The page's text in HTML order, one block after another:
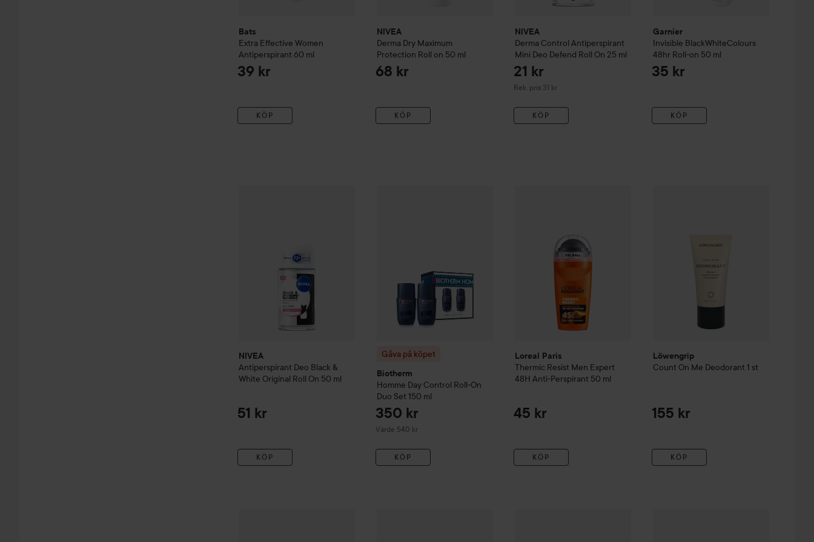
Bats
Extra Effective Women
Antiperspirant 60 ml
39 kr
KÖP
NIVEA
Derma Dry Maximum
Protection Roll on 50 ml
68 kr
KÖP
NIVEA
Derma Control Antiperspirant
Mini Deo Defend Roll On 25 ml
21 kr
Rek. pris 31 kr
Rekommenderat pris 31 kr
KÖP
Garnier
Invisible BlackWhiteColours
48hr Roll-on 50 ml
35 kr
KÖP
NIVEA
Antiperspirant Deo Black &
White Original Roll On 50 ml
51 kr
KÖP
Gåva på köpet
Biotherm
Homme Day Control Roll-On
Duo Set 150 ml
350 kr
Värde 540 kr
KÖP
Loreal Paris
Thermic Resist Men Expert
48H Anti-Perspirant 50 ml
45 kr
KÖP
Löwengrip
Count On Me Deodorant 1 st
155 kr
KÖP